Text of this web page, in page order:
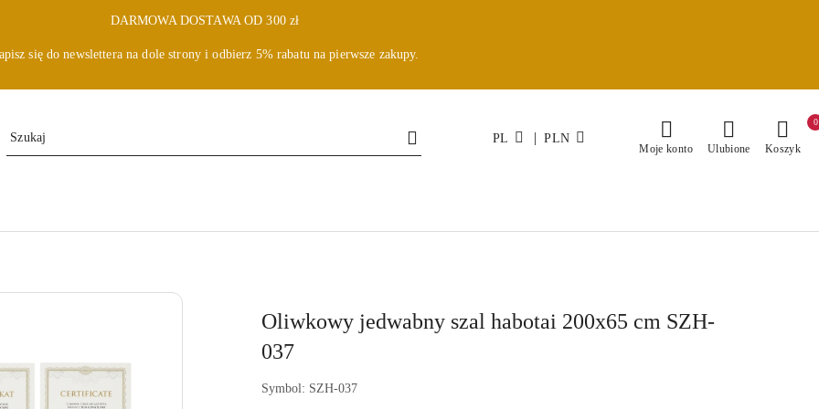
DARMOWA DOSTAWA OD 300 zł
się do newslettera na dole strony i odbierz 5% rabatu na pierwsze zakupy.
PL | PLN
Moje konto Ulubione Koszyk
0
Oliwkowy jedwabny szal habotai 200x65 cm SZH-
037
Symbol: SZH-037